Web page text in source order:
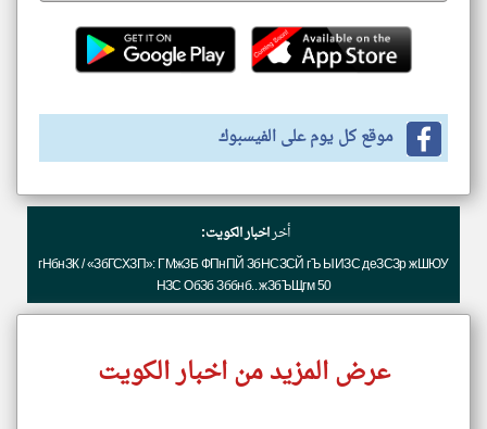
موقع كل يوم على الفيسبوك
أخراخبار الكويت:
гНбнЗК / «ЗбГСХЗП»: ГМжЗБ ФПнПЙ ЗбНСЗСЙ гЪ ЫИЗС деЗСЗр жШЮУ
НЗС ОбЗб Зббнб.. жЗбЪЩгм 50
عرض المزيد من اخبار الكويت